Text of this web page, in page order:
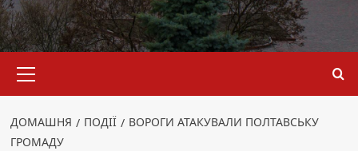
меню
ДОМАШНЯ ПОДІЇ
ВОРОГИ АТАКУВАЛИ ПОЛТАВСЬКУ
ГРОМАДУ